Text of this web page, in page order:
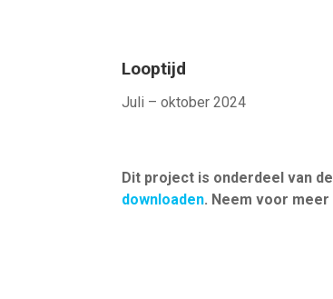
Looptijd
Juli – oktober 2024
Dit project is onderdeel van de
downloaden. Neem voor